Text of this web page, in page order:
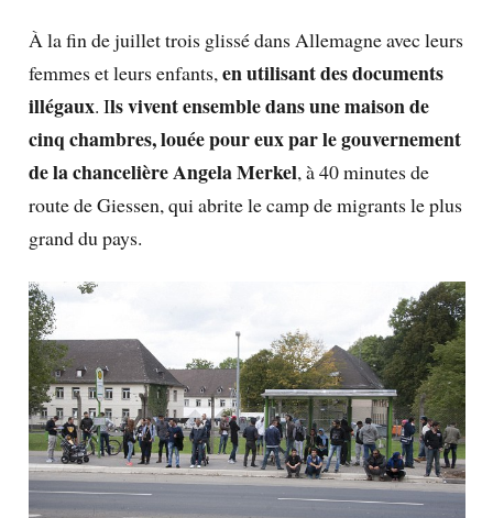
À la fin de juillet trois glissé dans Allemagne avec leurs
femmes et leurs enfants,en utilisant des documents
illégaux. Ils vivent ensemble dans une maison de
cinq chambres, louée pour eux par le gouvernement
de la chancelière Angela Merkel, à 40 minutes de
route de Giessen, qui abrite le camp de migrants le plus
grand du pays.